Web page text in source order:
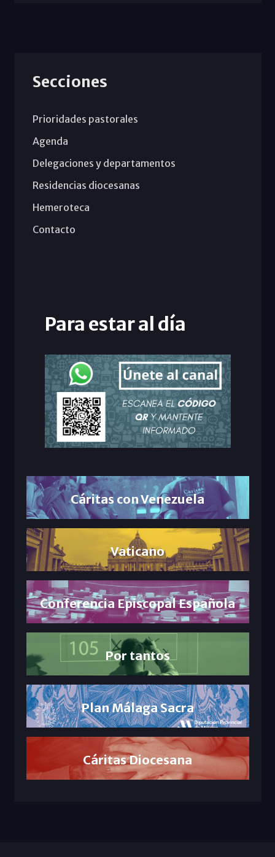
Secciones
Prioridades pastorales
Agenda
Delegaciones y departamentos
Residencias diocesanas
Hemeroteca
Contacto
Para estar al día
Cáritas con Venezuela
Vaticano
Conferencia Episcopal Española
Por tantos
Plan Málaga Sacra
Cáritas Diocesana